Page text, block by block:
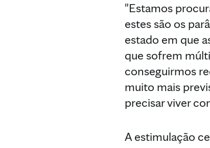
"Estamos
estes são os
estado em que
que sofrem
conseguirmos
muito mais
precisar viver
A estimulação